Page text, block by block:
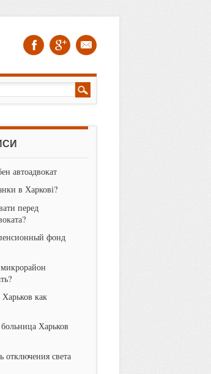
автоадвокат
в Харкові?
перед
фонд
как
Харьков
отключения света